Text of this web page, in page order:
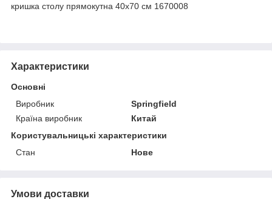
кришка столу прямокутна 40х70 см 1670008
Характеристики
Основні
Виробник
Springfield
Країна виробник
Китай
Користувальницькі характеристики
Стан
Нове
Умови доставки